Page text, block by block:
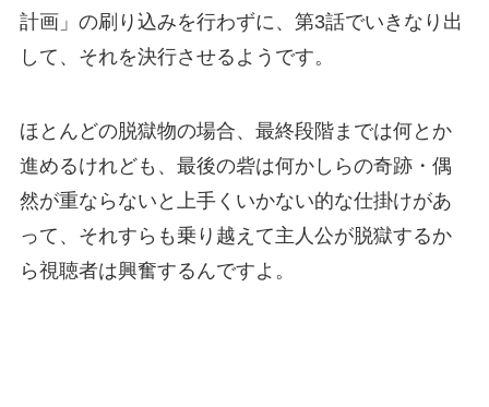
計画」の刷り込みを行わずに、第3話でいきなり出
して、それを決行させるようです。
ほとんどの脱獄物の場合、最終段階までは何とか
進めるけれども、最後の砦は何かしらの奇跡・偶
然が重ならないと上手くいかない的な仕掛けがあ
って、それすらも乗り越えて主人公が脱獄するか
ら視聴者は興奮するんですよ。